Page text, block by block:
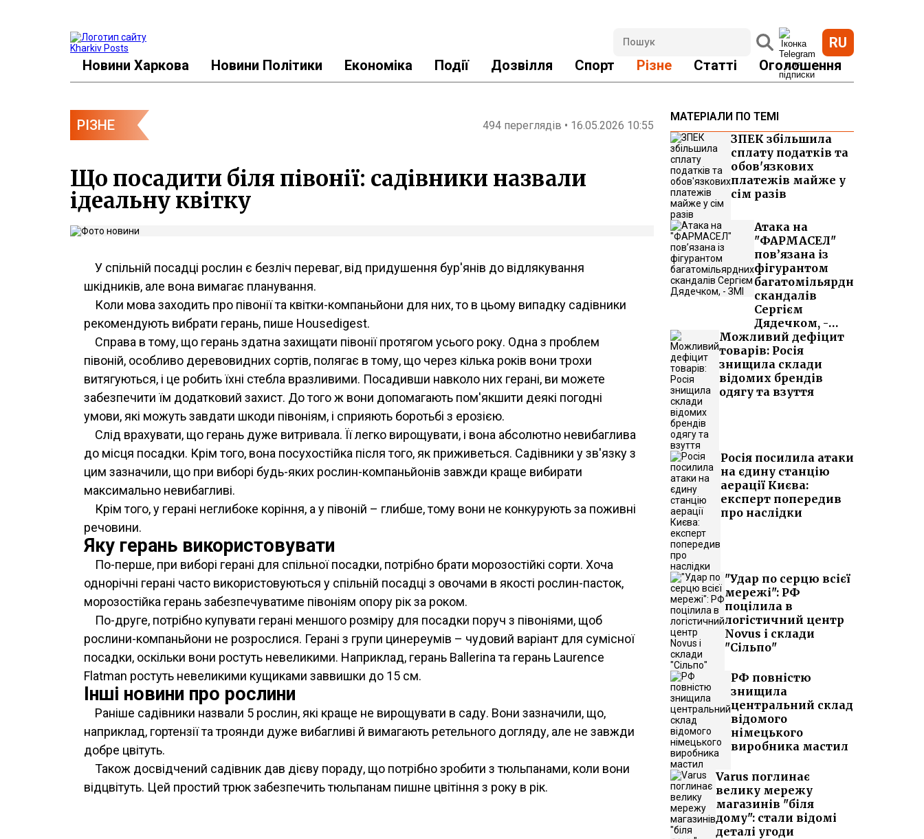
RU
Новини Харкова
Новини Політики Економіка Події Дозвілля Спорт Різне Статті Оголошення
РІЗНЕ 494 переглядів • 16.05.2026 10:55
Що посадити біля півонії: садівники назвали
ідеальну квітку
У спільній посадці рослин є безліч переваг, від придушення бур'янів до відлякування
шкідників, але вона вимагає планування.
Коли мова заходить про півонії та квітки-компаньйони для них, то в цьому випадку садівники
рекомендують вибрати герань, пише Housedigest.
Справа в тому, що герань здатна захищати півонії протягом усього року. Одна з проблем
півоній, особливо деревовидних сортів, полягає в тому, що через кілька років вони трохи
витягуються, і це робить їхні стебла вразливими. Посадивши навколо них герані, ви можете
забезпечити їм додатковий захист. До того ж вони допомагають пом'якшити деякі погодні
умови, які можуть завдати шкоди півоніям, і сприяють боротьбі з ерозією.
Слід врахувати, що герань дуже витривала. Її легко вирощувати, і вона абсолютно невибаглива
до місця посадки. Крім того, вона посухостійка після того, як приживеться. Садівники у зв'язку з
цим зазначили, що при виборі будь-яких рослин-компаньйонів завжди краще вибирати
максимально невибагливі.
Крім того, у герані неглибоке коріння, а у півоній – глибше, тому вони не конкурують за поживні
речовини.
Яку герань використовувати
По-перше, при виборі герані для спільної посадки, потрібно брати морозостійкі сорти. Хоча
однорічні герані часто використовуються у спільній посадці з овочами в якості рослин-пасток,
морозостійка герань забезпечуватиме півоніям опору рік за роком.
По-друге, потрібно купувати герані меншого розміру для посадки поруч з півоніями, щоб
рослини-компаньйони не розрослися. Герані з групи цинереумів – чудовий варіант для сумісної
посадки, оскільки вони ростуть невеликими. Наприклад, герань Ballerina та герань Laurence
Flatman ростуть невеликими кущиками заввишки до 15 см.
Інші новини про рослини
Раніше садівники назвали 5 рослин, які краще не вирощувати в саду. Вони зазначили, що,
наприклад, гортензії та троянди дуже вибагливі й вимагають ретельного догляду, але не завжди
добре цвітуть.
Також досвідчений садівник дав дієву пораду, що потрібно зробити з тюльпанами, коли вони
відцвітуть. Цей простий трюк забезпечить тюльпанам пишне цвітіння з року в рік.
МАТЕРІАЛИ ПО ТЕМІ
ЗПЕК збільшила
сплату податків та
обов'язкових
платежів майже у
сім разів
Атака на
"ФАРМАСЕЛ"
пов’язана із
фігурантом
багатомільярдних
скандалів
Сергієм
Дядечком, -
ЗМІ
Можливий дефіцит
товарів: Росія
знищила склади
відомих брендів
одягу та взуття
Росія посилила атаки
на єдину станцію
аерації Києва:
експерт попередив
про наслідки
"Удар по серцю всієї
мережі": РФ
поцілила в
логістичний центр
Novus і склади
"Сільпо"
РФ повністю
знищила
центральний склад
відомого
німецького
виробника мастил
Varus поглинає
велику мережу
магазинів "біля
дому": стали відомі
деталі угоди